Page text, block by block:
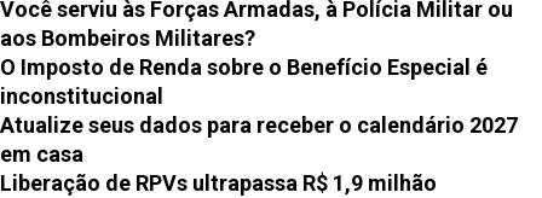
Você serviu às Forças Armadas, à Polícia Militar ou
aos Bombeiros Militares?
O Imposto de Renda sobre o Benefício Especial é
inconstitucional
Atualize seus dados para receber o calendário 2027
em casa
Liberação de RPVs ultrapassa R$ 1,9 milhão